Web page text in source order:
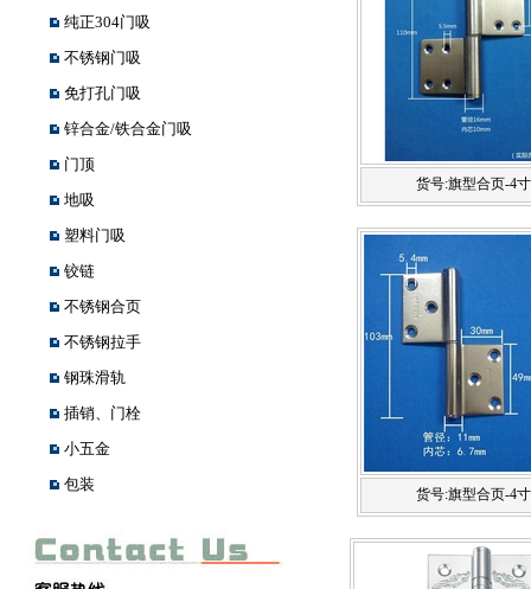
纯正304门吸
不锈钢门吸
免打孔门吸
锌合金/铁合金门吸
门顶
地吸
塑料门吸
铰链
不锈钢合页
不锈钢拉手
钢珠滑轨
插销、门栓
小五金
包装
货号:旗型合页-4
货号:旗型合页-4